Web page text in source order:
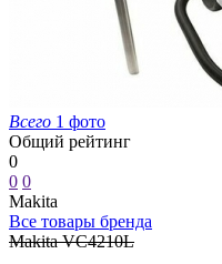
Всего 1 фото
Общий рейтинг
0
0 0
Makita
Все товары бренда
Makita VC4210L